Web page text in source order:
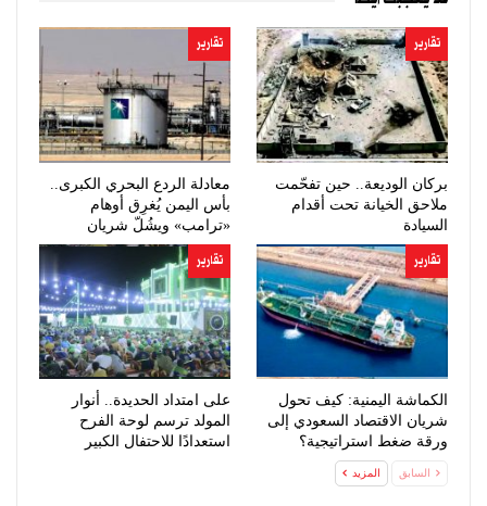
تقارير
بركان الوديعة.. حين تفحّمت
ملاحق الخيانة تحت أقدام
السيادة
تقارير
معادلة الردع البحري الكبرى..
بأس اليمن يُغرِق أوهام
«ترامب» ويشُلّ شريان
النفط…
تقارير
الكماشة اليمنية: كيف تحول
شريان الاقتصاد السعودي إلى
ورقة ضغط استراتيجية؟
تقارير
على امتداد الحديدة.. أنوار
المولد ترسم لوحة الفرح
استعدادًا للاحتفال الكبير
السابق المزيد